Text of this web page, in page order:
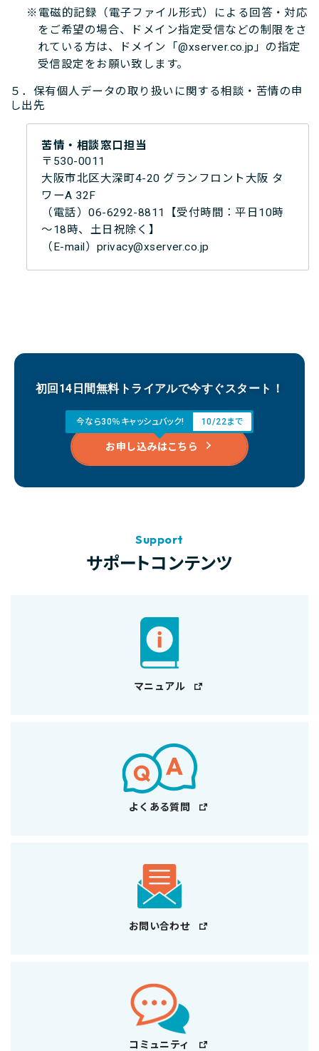
※電磁的記録（電子ファイル形式）による回答・対応
をご希望の場合、ドメイン指定受信などの制限をさ
れている方は、ドメイン「@xserver.co.jp」の指定
受信設定をお願い致します。
５．保有個人データの取り扱いに関する相談・苦情の申
し出先
苦情・相談窓口担当
〒530-0011
大阪市北区大深町4-20 グランフロント大阪 タ
ワーA 32F
（電話）06-6292-8811【受付時間：平日10時
～18時、土日祝除く】
（E-mail）privacy@xserver.co.jp
初回14日間無料トライアルで今すぐスタート！
今なら30％キャッシュバック! 10/22まで
お申し込みはこちら
Support
サポートコンテンツ
マニュアル
よくある質問
お問い合わせ
コミュニティ